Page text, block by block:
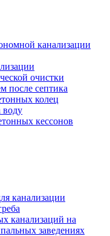
канализации
очистки
после септика
колец
воду
кессонов
канализации
канализаций на
заведениях